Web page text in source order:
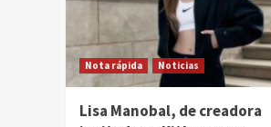
Nota rápida Noticias
Lisa Manobal, de creadora